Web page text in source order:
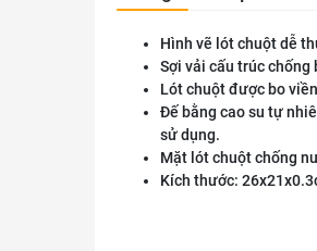
Hình vẽ lót chuột dễ
Sợi vải cấu trúc
Lót chuột được bo
Đế bằng cao su tự
sử dụng.
Mặt lót chuột chống
Kích thước: